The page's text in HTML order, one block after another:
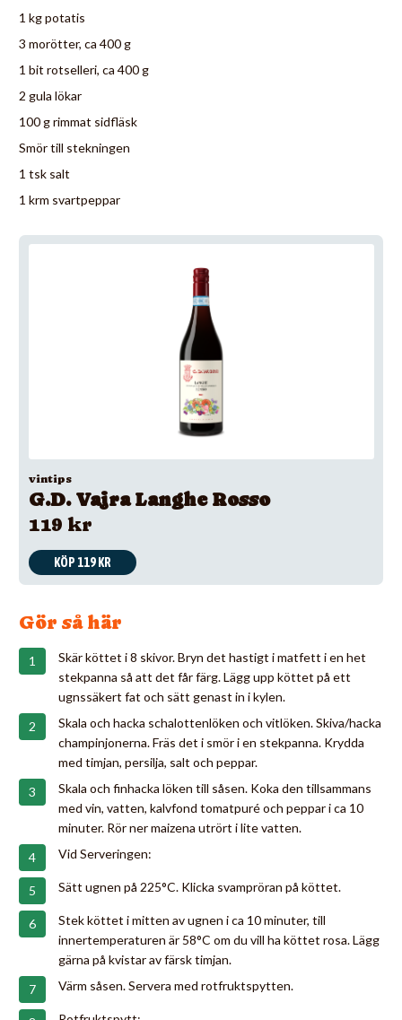
1 kg potatis
3 morötter, ca 400 g
1 bit rotselleri, ca 400 g
2 gula lökar
100 g rimmat sidfläsk
Smör till stekningen
1 tsk salt
1 krm svartpeppar
vintips
G.D. Vajra Langhe Rosso
119 kr
KÖP 119 KR
Gör så här
Skär köttet i 8 skivor. Bryn det hastigt i matfett i en het
stekpanna så att det får färg. Lägg upp köttet på ett
ugnssäkert fat och sätt genast in i kylen.
Skala och hacka schalottenlöken och vitlöken. Skiva/hacka
champinjonerna. Fräs det i smör i en stekpanna. Krydda
med timjan, persilja, salt och peppar.
Skala och finhacka löken till såsen. Koka den tillsammans
med vin, vatten, kalvfond tomatpuré och peppar i ca 10
minuter. Rör ner maizena utrört i lite vatten.
Vid Serveringen:
Sätt ugnen på 225°C. Klicka svampröran på köttet.
Stek köttet i mitten av ugnen i ca 10 minuter, till
innertemperaturen är 58°C om du vill ha köttet rosa. Lägg
gärna på kvistar av färsk timjan.
Värm såsen. Servera med rotfruktspytten.